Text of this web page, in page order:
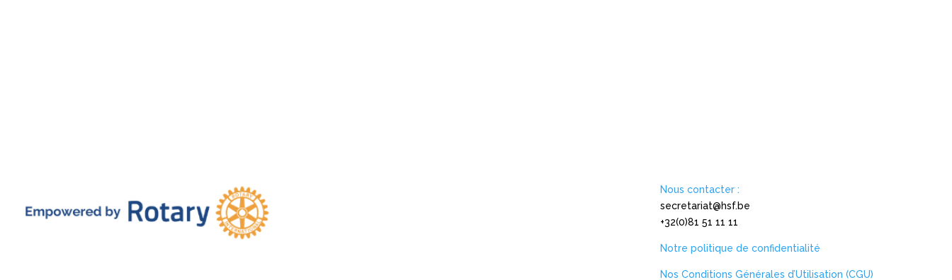
Nous contacter :
secretariat@hsf.be
+32(0)81 51 11 11
Notre politique de confidentialité
Nos Conditions Générales d’Utilisation (CGU)